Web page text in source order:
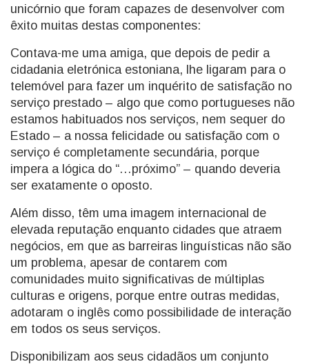
unicórnio que foram capazes de desenvolver com
êxito muitas destas componentes:
Contava-me uma amiga, que depois de pedir a
cidadania eletrónica estoniana, lhe ligaram para o
telemóvel para fazer um inquérito de satisfação no
serviço prestado – algo que como portugueses não
estamos habituados nos serviços, nem sequer do
Estado – a nossa felicidade ou satisfação com o
serviço é completamente secundária, porque
impera a lógica do “…próximo” – quando deveria
ser exatamente o oposto.
Além disso, têm uma imagem internacional de
elevada reputação enquanto cidades que atraem
negócios, em que as barreiras linguísticas não são
um problema, apesar de contarem com
comunidades muito significativas de múltiplas
culturas e origens, porque entre outras medidas,
adotaram o inglês como possibilidade de interação
em todos os seus serviços.
Disponibilizam aos seus cidadãos um conjunto